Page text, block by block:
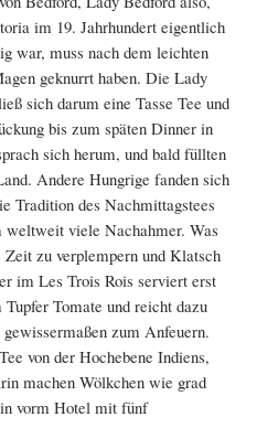
im 19. Jahrhundert eigentlich
war, muss nach dem leichten
geknurrt haben. Die Lady
sich darum eine Tasse Tee und
bis zum späten Dinner in
sich herum, und bald füllten
Andere Hungrige fanden sich
Tradition des Nachmittagstees
viele Nachahmer. Was
zu verplempern und Klatsch
im Les Trois Rois serviert erst
Tomate und reicht dazu
zum Anfeuern.
von der Hochebene Indiens,
machen Wölkchen wie grad
vorm Hotel mit fünf